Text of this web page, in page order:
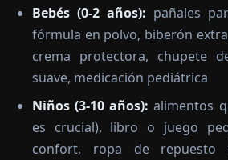
Bebés (0-2 años): pañales
fórmula en polvo, biberón
crema protectora, chupete
suave, medicación pediátrica
Niños (3-10 años): alimentos
es crucial), libro o juego
confort, ropa de repuesto